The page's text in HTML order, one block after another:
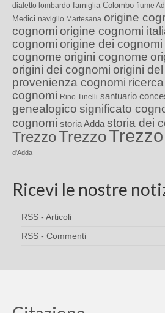
dialetto lombardo famiglia Colombo fiume
Medici naviglio Martesana origine
cognomi origine cognomi
cognomi origine dei cognomi
cognome origini cognome
origini dei cognomi origini
provenienza cognomi
cognomi Rino Tinelli santuario
genealogico significato
cognomi storia Adda storia dei
TrezzoTrezzo
d'Adda
Ricevi le nostre
RSS - Articoli
RSS - Commenti